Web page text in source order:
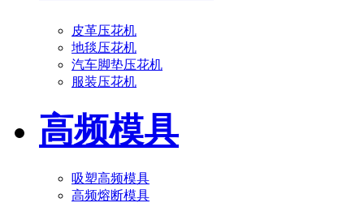
皮革压花机
地毯压花机
汽车脚垫压花机
服装压花机
高频模具
吸塑高频模具
高频熔断模具